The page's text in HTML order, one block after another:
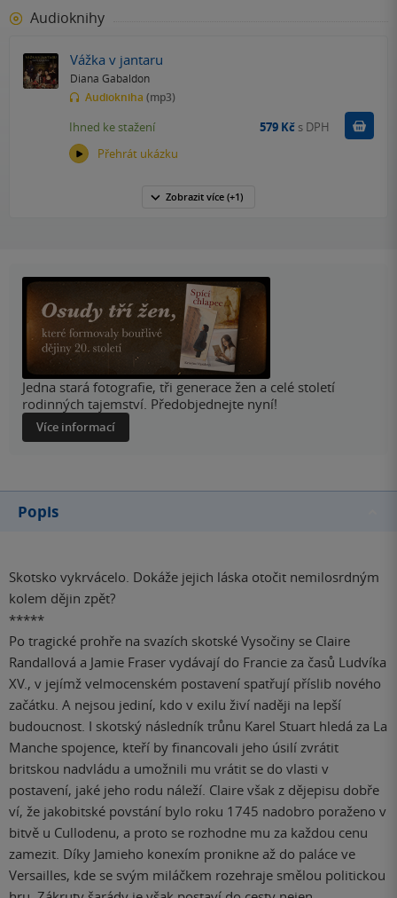
Audioknihy
Vážka v jantaru
Diana Gabaldon
Audiokniha (mp3)
Přehrát ukázku
Ihned ke stažení 579 Kč s DPH Koupit
Zobrazit více (+1)
Jedna stará fotografie, tři generace žen a celé století
rodinných tajemství. Předobjednejte nyní!
Více informací
Popis
Skotsko vykrvácelo. Dokáže jejich láska otočit nemilosrdným
kolem dějin zpět?
*****
Po tragické prohře na svazích skotské Vysočiny se Claire
Randallová a Jamie Fraser vydávají do Francie za časů Ludvíka
XV., v jejímž velmocenském postavení spatřují příslib nového
začátku. A nejsou jediní, kdo v exilu živí naději na lepší
budoucnost. I skotský následník trůnu Karel Stuart hledá za La
Manche spojence, kteří by financovali jeho úsilí zvrátit
britskou nadvládu a umožnili mu vrátit se do vlasti v
postavení, jaké jeho rodu náleží. Claire však z dějepisu dobře
ví, že jakobitské povstání bylo roku 1745 nadobro poraženo v
bitvě u Cullodenu, a proto se rozhodne mu za každou cenu
zamezit. Díky Jamieho konexím pronikne až do paláce ve
Versailles, kde se svým miláčkem rozehraje smělou politickou